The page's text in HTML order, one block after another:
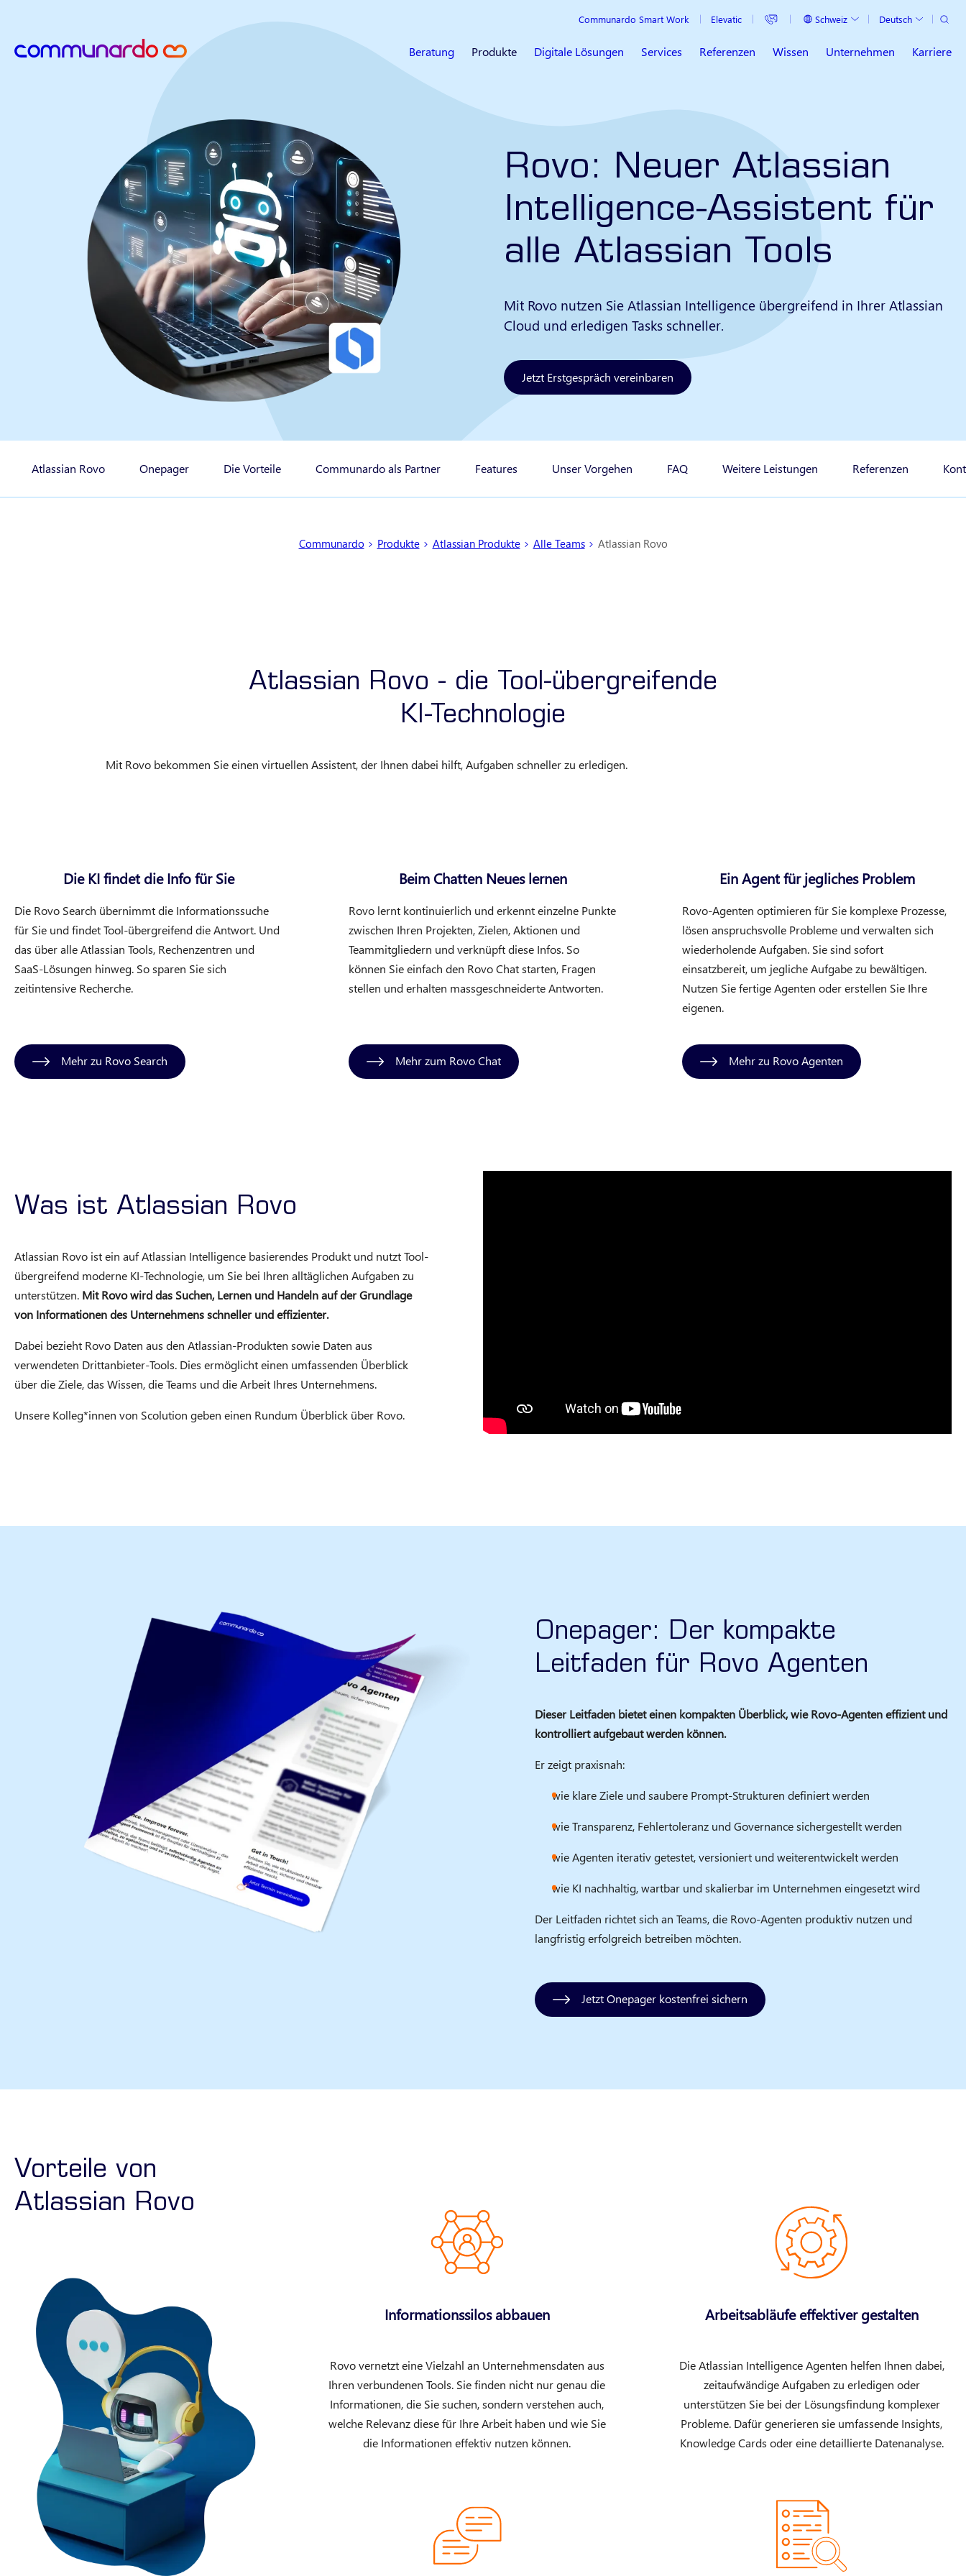
Communardo Smart Work Elevatic Aktuelles Land
Schweiz Aktuelle Sprache
Deutsch Suche
Beratung Produkte Digitale Lösungen Services Referenzen Wissen Unternehmen Karriere
Rovo: Neuer Atlassian
Intelligence-Assistent für
alle Atlassian Tools
Mit Rovo nutzen Sie Atlassian Intelligence übergreifend in Ihrer Atlassian
Cloud und erledigen Tasks schneller.
Jetzt Erstgespräch vereinbaren
Atlassian Rovo Onepager Die Vorteile Communardo als Partner Features Unser Vorgehen FAQ Weitere Leistungen Referenzen
Sie sind hier:
Communardo Produkte Atlassian Produkte Alle Teams Atlassian Rovo
Atlassian Rovo - die Tool-übergreifende
KI-Technologie
Mit Rovo bekommen Sie einen virtuellen Assistent, der Ihnen dabei hilft, Aufgaben schneller zu erledigen.
Die KI findet die Info für Sie
Die Rovo Search übernimmt die Informationssuche
für Sie und findet Tool-übergreifend die Antwort. Und
das über alle Atlassian Tools, Rechenzentren und
SaaS-Lösungen hinweg. So sparen Sie sich
zeitintensive Recherche.
Mehr zu Rovo Search
Beim Chatten Neues lernen
Rovo lernt kontinuierlich und erkennt einzelne Punkte
zwischen Ihren Projekten, Zielen, Aktionen und
Teammitgliedern und verknüpft diese Infos. So
können Sie einfach den Rovo Chat starten, Fragen
stellen und erhalten massgeschneiderte Antworten.
Mehr zum Rovo Chat
Ein Agent für jegliches Problem
Rovo-Agenten optimieren für Sie komplexe Prozesse,
lösen anspruchsvolle Probleme und verwalten sich
wiederholende Aufgaben. Sie sind sofort
einsatzbereit, um jegliche Aufgabe zu bewältigen.
Nutzen Sie fertige Agenten oder erstellen Sie Ihre
eigenen.
Mehr zu Rovo Agenten
Was ist Atlassian Rovo
Atlassian Rovo ist ein auf Atlassian Intelligence basierendes Produkt und nutzt Tool-
übergreifend moderne KI-Technologie, um Sie bei Ihren alltäglichen Aufgaben zu
unterstützen. Mit Rovo wird das Suchen, Lernen und Handeln auf der Grundlage
von Informationen des Unternehmens schneller und effizienter.
Dabei bezieht Rovo Daten aus den Atlassian-Produkten sowie Daten aus
verwendeten Drittanbieter-Tools. Dies ermöglicht einen umfassenden Überblick
über die Ziele, das Wissen, die Teams und die Arbeit Ihres Unternehmens.
Unsere Kolleg*innen von Scolution geben einen Rundum Überblick über Rovo.
Onepager: Der kompakte
Leitfaden für Rovo Agenten
Dieser Leitfaden bietet einen kompakten Überblick, wie Rovo-Agenten effizient und
kontrolliert aufgebaut werden können.
Er zeigt praxisnah:
wie klare Ziele und saubere Prompt-Strukturen definiert werden
wie Transparenz, Fehlertoleranz und Governance sichergestellt werden
wie Agenten iterativ getestet, versioniert und weiterentwickelt werden
wie KI nachhaltig, wartbar und skalierbar im Unternehmen eingesetzt wird
Der Leitfaden richtet sich an Teams, die Rovo-Agenten produktiv nutzen und
langfristig erfolgreich betreiben möchten.
Jetzt Onepager kostenfrei sichern
Vorteile von
Atlassian Rovo
Informationssilos abbauen
Rovo vernetzt eine Vielzahl an Unternehmensdaten aus
Ihren verbundenen Tools. Sie finden nicht nur genau die
Informationen, die Sie suchen, sondern verstehen auch,
welche Relevanz diese für Ihre Arbeit haben und wie Sie
die Informationen effektiv nutzen können.
Arbeitsabläufe effektiver gestalten
Die Atlassian Intelligence Agenten helfen Ihnen dabei,
zeitaufwändige Aufgaben zu erledigen oder
unterstützen Sie bei der Lösungsfindung komplexer
Probleme. Dafür generieren sie umfassende Insights,
Knowledge Cards oder eine detaillierte Datenanalyse.